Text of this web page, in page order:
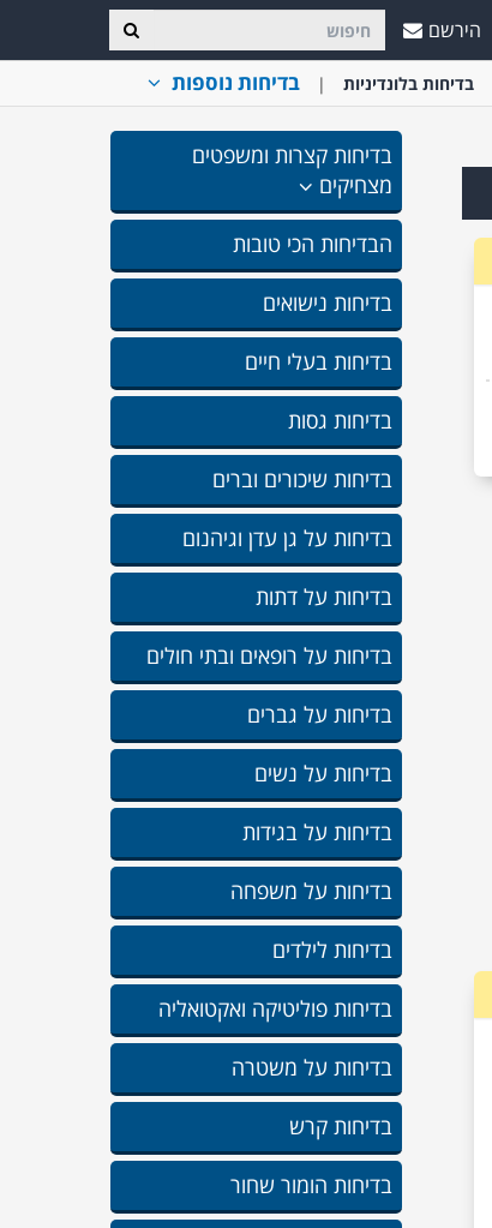
הירשם
בדיחות בלונדיניות בדיחות נוספות
בדיחות קצרות ומשפטים
מצחיקים
הבדיחות הכי טובות
בדיחות נישואים
בדיחות בעלי חיים
בדיחות גסות
בדיחות שיכורים וברים
בדיחות על גן עדן וגיהנום
בדיחות על דתות
בדיחות על רופאים ובתי חולים
בדיחות על גברים
בדיחות על נשים
בדיחות על בגידות
בדיחות על משפחה
בדיחות לילדים
בדיחות פוליטיקה ואקטואליה
בדיחות על משטרה
בדיחות קרש
בדיחות הומור שחור